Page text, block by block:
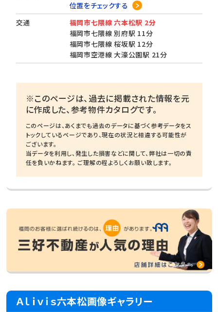
位置をチェックする
交通
福岡市七隈線 六本松駅 2分
福岡市七隈線 別府駅 11分
福岡市七隈線 桜坂駅 12分
福岡市空港線 大濠公園駅 21分
※このページは、過去に掲載された情報を元
に作成した、参考物件カタログです。
このページは、あくまでも過去のデータに基づく参考データをス
トックしているページであり、現在の状況と相違する可能性が
ございます。
当データを利用し、発生した損害などに関して、弊社は一切の責
任を負いかねます。 ご理解の程よろしくお願い致します。
Ａｌｉｖｉｓ六本松画像ギャラリー